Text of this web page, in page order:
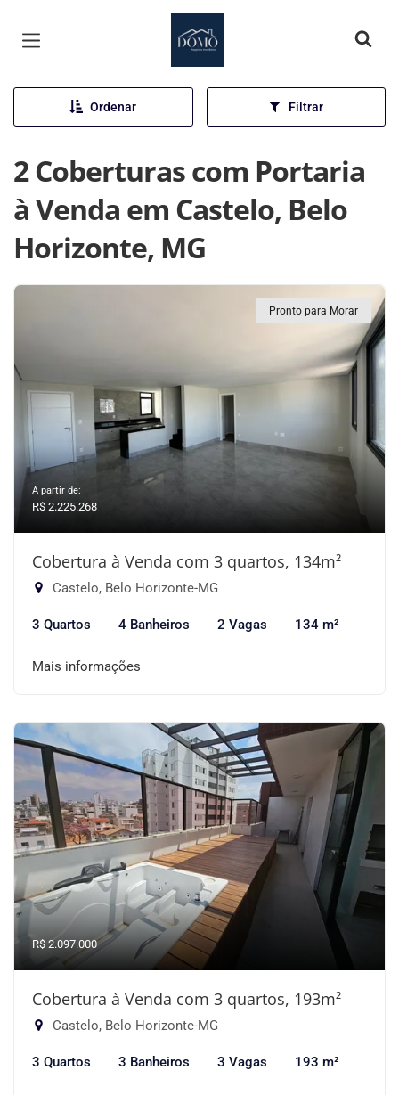
Página inicial
Ordenar Filtrar
2 Coberturas com Portaria
à Venda em Castelo, Belo
Horizonte, MG
Pronto para Morar
A partir de:
R$ 2.225.268
Cobertura à Venda com 3 quartos, 134m²
Castelo, Belo Horizonte-MG
3 Quartos 4 Banheiros 2 Vagas 134 m²
Mais informações
R$ 2.097.000
Cobertura à Venda com 3 quartos, 193m²
Castelo, Belo Horizonte-MG
3 Quartos 3 Banheiros 3 Vagas 193 m²